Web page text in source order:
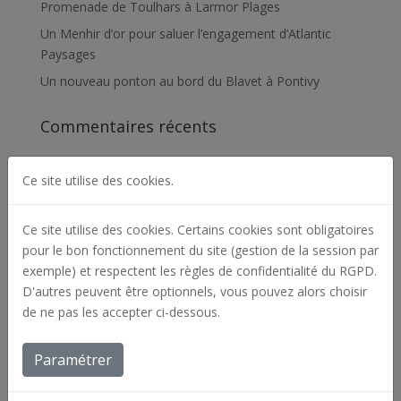
Promenade de Toulhars à Larmor Plages
Un Menhir d’or pour saluer l’engagement d’Atlantic
Paysages
Un nouveau ponton au bord du Blavet à Pontivy
Commentaires récents
Archives
novembre 2024
août 2024
décembre 2023
octobre 2023
juillet 2023
décembre 2022
Ce site utilise des cookies.
Ce site utilise des cookies. Certains cookies sont obligatoires
pour le bon fonctionnement du site (gestion de la session par
exemple) et respectent les règles de confidentialité du RGPD.
D'autres peuvent être optionnels, vous pouvez alors choisir
de ne pas les accepter ci-dessous.
Paramétrer